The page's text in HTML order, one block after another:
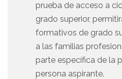
prueba de acceso a
grado superior,
formativos de grado
a las familias
parte específica de la
persona aspirante.